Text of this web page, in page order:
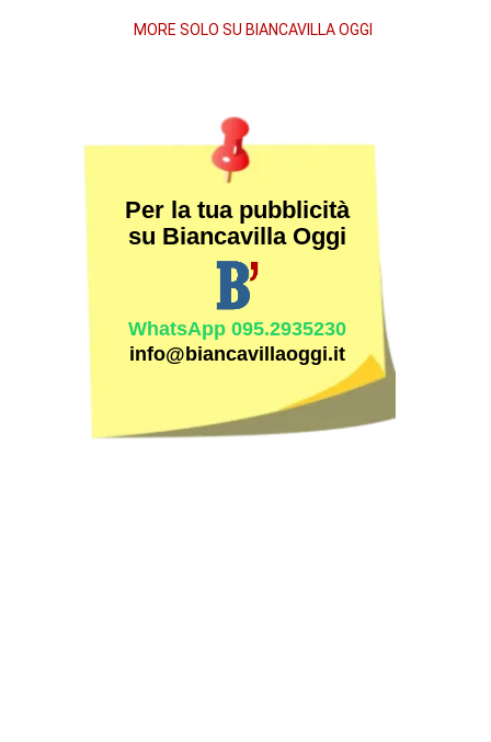
morteMORE SOLO SU BIANCAVILLA OGGI
Per la tua pubblicità
su Biancavilla Oggi
WhatsApp 095.2935230
info@biancavillaoggi.it